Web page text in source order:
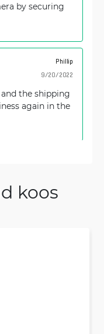
by securing
Phillip
9/20/2022
the shipping
again in the
koos